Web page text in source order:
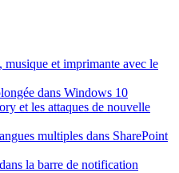
musique et imprimante avec le
dans Windows 10
et les attaques de nouvelle
multiples dans SharePoint
la barre de notification